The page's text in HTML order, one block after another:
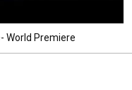
World Premiere